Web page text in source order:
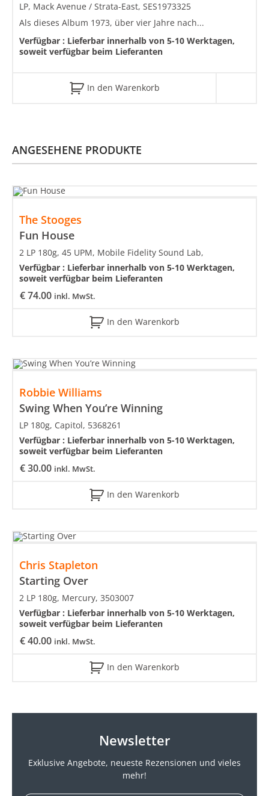
LP, Mack Avenue / Strata-East, SES1973325
Als dieses Album 1973, über vier Jahre nach...
Verfügbar : Lieferbar innerhalb von 5-10 Werktagen,
soweit verfügbar beim Lieferanten
In den Warenkorb
ANGESEHENE PRODUKTE
The Stooges
Fun House
€74.00 inkl. MwSt.
2 LP 180g, 45 UPM, Mobile Fidelity Sound Lab,
Verfügbar : Lieferbar innerhalb von 5-10 Werktagen,
soweit verfügbar beim Lieferanten
In den Warenkorb
Robbie Williams
Swing When You’re Winning
€30.00 inkl. MwSt.
LP 180g, Capitol, 5368261
Verfügbar : Lieferbar innerhalb von 5-10 Werktagen,
soweit verfügbar beim Lieferanten
In den Warenkorb
Chris Stapleton
Starting Over
€40.00 inkl. MwSt.
2 LP 180g, Mercury, 3503007
Verfügbar : Lieferbar innerhalb von 5-10 Werktagen,
soweit verfügbar beim Lieferanten
In den Warenkorb
Newsletter
Exklusive Angebote, neueste Rezensionen und vieles
mehr!